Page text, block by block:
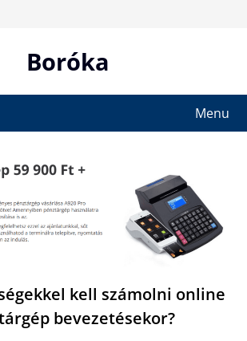
Boróka
Menu
kell számolni online
bevezetésekor?